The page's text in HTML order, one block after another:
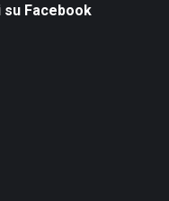
su Facebook